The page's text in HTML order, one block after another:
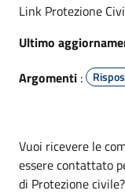
Link Protezione
Ultimo
Argomenti :
Vuoi ricevere le
essere contattato
di Protezione civile?